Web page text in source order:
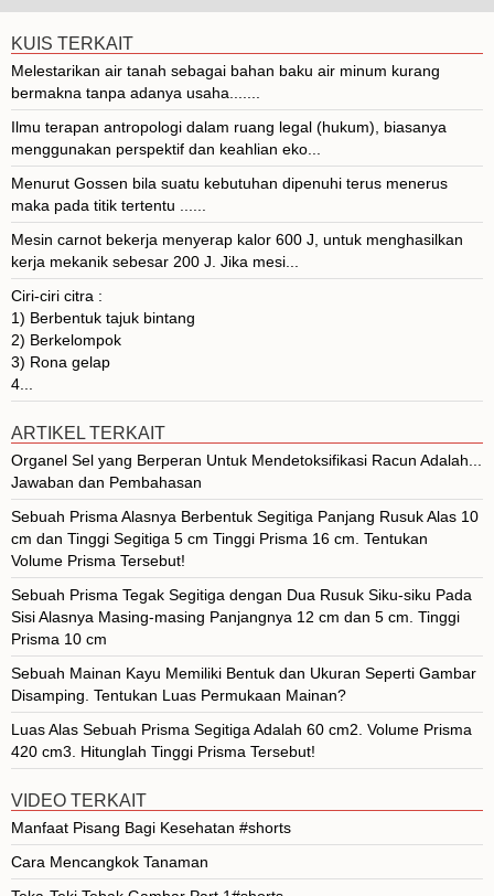
KUIS TERKAIT
Melestarikan air tanah sebagai bahan baku air minum kurang
bermakna tanpa adanya usaha.......
Ilmu terapan antropologi dalam ruang legal (hukum), biasanya
menggunakan perspektif dan keahlian eko...
Menurut Gossen bila suatu kebutuhan dipenuhi terus menerus
maka pada titik tertentu ......
Mesin carnot bekerja menyerap kalor 600 J, untuk menghasilkan
kerja mekanik sebesar 200 J. Jika mesi...
Ciri-ciri citra :
1) Berbentuk tajuk bintang
2) Berkelompok
3) Rona gelap
4...
ARTIKEL TERKAIT
Organel Sel yang Berperan Untuk Mendetoksifikasi Racun Adalah...
Jawaban dan Pembahasan
Sebuah Prisma Alasnya Berbentuk Segitiga Panjang Rusuk Alas 10
cm dan Tinggi Segitiga 5 cm Tinggi Prisma 16 cm. Tentukan
Volume Prisma Tersebut!
Sebuah Prisma Tegak Segitiga dengan Dua Rusuk Siku-siku Pada
Sisi Alasnya Masing-masing Panjangnya 12 cm dan 5 cm. Tinggi
Prisma 10 cm
Sebuah Mainan Kayu Memiliki Bentuk dan Ukuran Seperti Gambar
Disamping. Tentukan Luas Permukaan Mainan?
Luas Alas Sebuah Prisma Segitiga Adalah 60 cm2. Volume Prisma
420 cm3. Hitunglah Tinggi Prisma Tersebut!
VIDEO TERKAIT
Manfaat Pisang Bagi Kesehatan #shorts
Cara Mencangkok Tanaman